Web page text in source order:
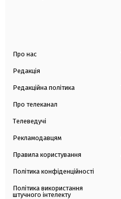
Про нас
Редакція
Редакційна політика
Про телеканал
Телеведучі
Рекламодавцям
Правила користування
Політика конфіденційності
Політика використання
штучного інтелекту